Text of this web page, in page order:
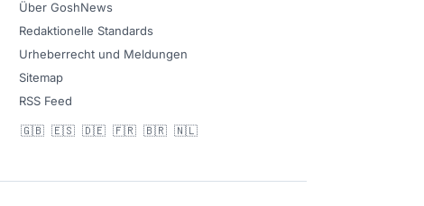
Über GoshNews
Redaktionelle Standards
Urheberrecht und Meldungen
Sitemap
RSS Feed
🇬🇧 🇪🇸 🇩🇪 🇫🇷 🇧🇷 🇳🇱